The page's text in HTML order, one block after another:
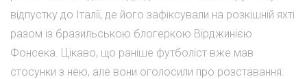
відпустку до Італії, де його зафіксували на розкішній яхті
разом із бразильською блогеркою Вірджинією
Фонсека. Цікаво, що раніше футболіст вже мав
стосунки з нею, але вони оголосили про розставання.